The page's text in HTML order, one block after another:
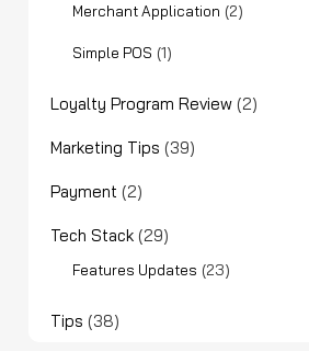
Merchant Application (2)
Simple POS (1)
Loyalty Program Review (2)
Marketing Tips (39)
Payment (2)
Tech Stack (29)
Features Updates (23)
Tips (38)